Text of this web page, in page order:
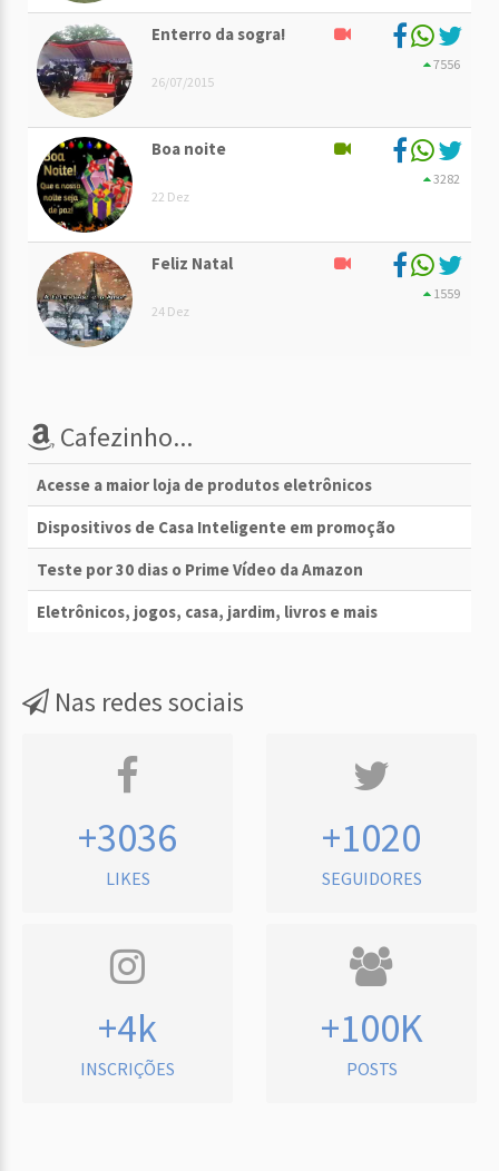
Enterro da sogra!
26/07/2015
7556
Boa noite
22 Dez
3282
Feliz Natal
24 Dez
1559
Cafezinho...
Acesse a maior loja de produtos eletrônicos
Dispositivos de Casa Inteligente em promoção
Teste por 30 dias o Prime Vídeo da Amazon
Eletrônicos, jogos, casa, jardim, livros e mais
Nas redes sociais
+3036
LIKES
+1020
SEGUIDORES
+4k
INSCRIÇÕES
+100K
POSTS